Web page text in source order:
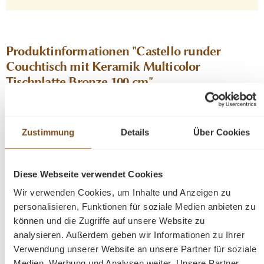
Zustimmung Details Über Cookies
Diese Webseite verwendet Cookies
Wir verwenden Cookies, um Inhalte und Anzeigen zu
personalisieren, Funktionen für soziale Medien anbieten zu
können und die Zugriffe auf unsere Website zu
analysieren. Außerdem geben wir Informationen zu Ihrer
Verwendung unserer Website an unsere Partner für soziale
Produktinformationen "Castello runder
Couchtisch mit Keramik Multicolor
Tischplatte Bronze 100 cm"
Design trifft Eleganz – Der runde Couchtisch mit
außergewöhnlichen Design- Couchtisch. Die edle
vereint zeitlose Ästhetik mit robuster Alltagstauglichkeit
– kratzfest, hitzebeständig und pflegeleicht.
Die skulpturale Basis aus Fiberglas, veredelt mit einer